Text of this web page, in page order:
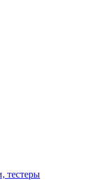
тестеры